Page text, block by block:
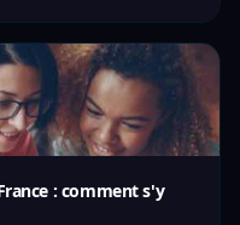
: comment s'y